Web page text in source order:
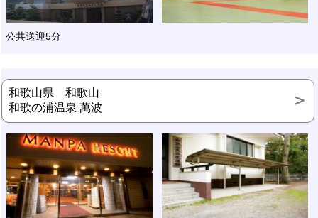
公共送迎5分
和歌山県 和歌山
和歌の浦温泉 萬波